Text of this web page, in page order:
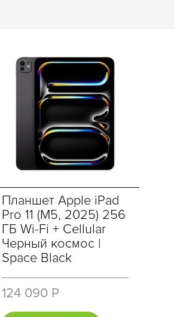
Планшет Apple iPad
Pro 11 (M5, 2025) 256
ГБ Wi-Fi + Cellular
Черный космос |
Space Black
124 090 Р